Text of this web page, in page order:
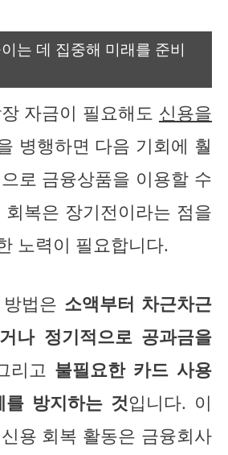
는 데 집중해 미래를 준비
자금이 필요해도 신용을
병행하면 다음 기회에 훨
로 금융상품을 이용할 수
복은 장기전이라는 점을
노력이 필요합니다.
법은 소액부터 차근차근
나 정기적으로 공과금을
리고 불필요한 카드 사용
방지하는 것입니다. 이
용 회복 활동은 금융회사